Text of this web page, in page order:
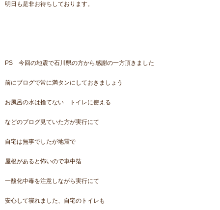
明日も是非お待ちしております。
PS 今回の地震で石川県の方から感謝の一方頂きました
前にブログで常に満タンにしておきましょう
お風呂の水は捨てない トイレに使える
などのブログ見ていた方が実行にて
自宅は無事でしたが地震で
屋根があると怖いので車中箔
一酸化中毒を注意しながら実行にて
安心して寝れました、自宅のトイレも